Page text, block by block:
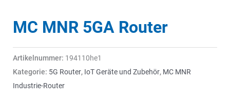
MC MNR 5GA Router
Artikelnummer: 194110he1
Kategorie: 5G Router, IoT Geräte und Zubehör, MC MNR
Industrie-Router